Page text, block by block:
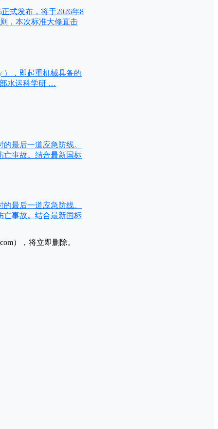
式发布，将于2026年8
，本次标准大修直击
），即起重机械具备的
水运科学研 …
最后一道应急防线。
亡事故。结合最新国标
最后一道应急防线。
亡事故。结合最新国标
），将立即删除。